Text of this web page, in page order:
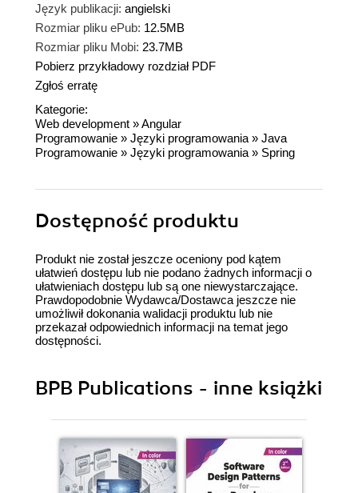
Język publikacji: angielski
Rozmiar pliku ePub: 12.5MB
Rozmiar pliku Mobi: 23.7MB
Pobierz przykładowy rozdział PDF
Zgłoś erratę
Kategorie:
Web development »Angular
Programowanie » Języki programowania » Java
Programowanie » Języki programowania » Spring
Dostępność produktu
Produkt nie został jeszcze oceniony pod kątem
ułatwień dostępu lub nie podano żadnych informacji o
ułatwieniach dostępu lub są one niewystarczające.
Prawdopodobnie Wydawca/Dostawca jeszcze nie
umożliwił dokonania walidacji produktu lub nie
przekazał odpowiednich informacji na temat jego
dostępności.
BPB Publications - inne książki